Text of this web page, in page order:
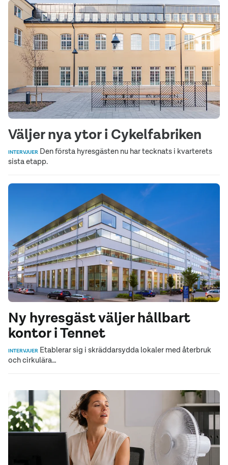
Väljer nya ytor i Cykelfabriken
INTERVJUER Den första hyresgästen nu har tecknats i kvarterets
sista etapp.
Ny hyresgäst väljer hållbart
kontor i Tennet
INTERVJUER Etablerar sig i skräddarsydda lokaler med återbruk
och cirkulära…